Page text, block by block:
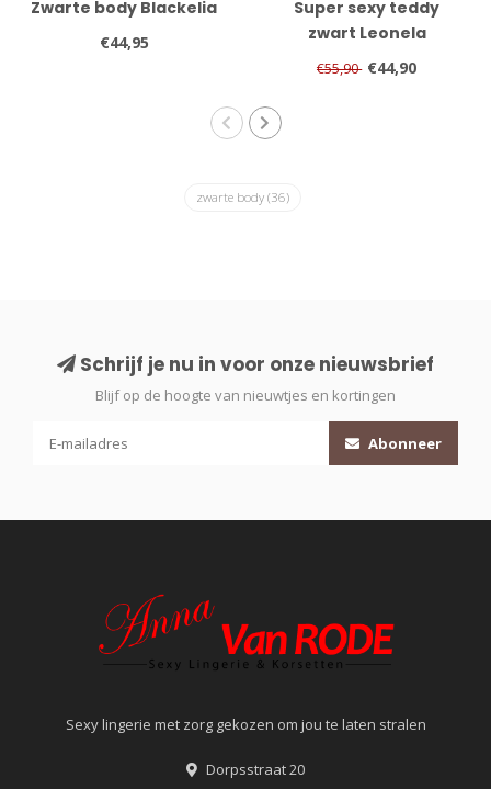
Zwarte body Blackelia
€44,95
Super sexy teddy
zwart Leonela
€55,90 €44,90
zwarte body (36)
Schrijf je nu in voor onze nieuwsbrief
Blijf op de hoogte van nieuwtjes en kortingen
Abonneer
Sexy lingerie met zorg gekozen om jou te laten stralen
Dorpsstraat 20